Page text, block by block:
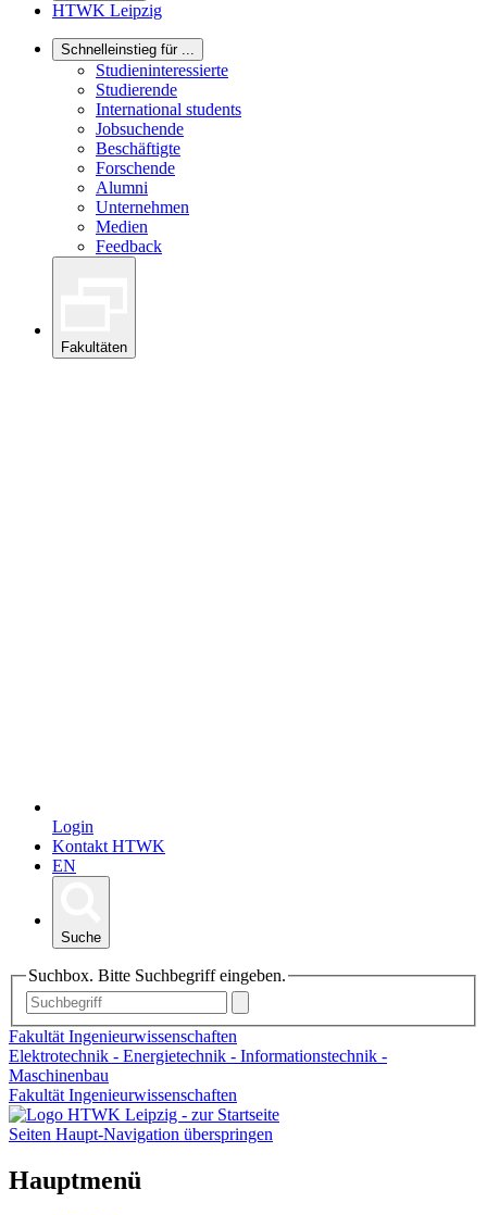
HTWK Leipzig
Schnelleinstieg für ...
Studieninteressierte
Studierende
International students
Jobsuchende
Beschäftigte
Forschende
Alumni
Unternehmen
Medien
Feedback
Fakultäten
Login
Kontakt HTWK
EN
Suche
Suchbox. Bitte Suchbegriff eingeben.
Fakultät Ingenieurwissenschaften
Elektrotechnik - Energietechnik - Informationstechnik -
Maschinenbau
Fakultät Ingenieurwissenschaften
Seiten Haupt-Navigation überspringen
Hauptmenü